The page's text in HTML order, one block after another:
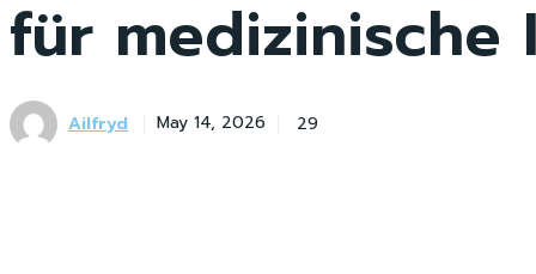
für medizinische
Ailfryd May 14, 2026 29